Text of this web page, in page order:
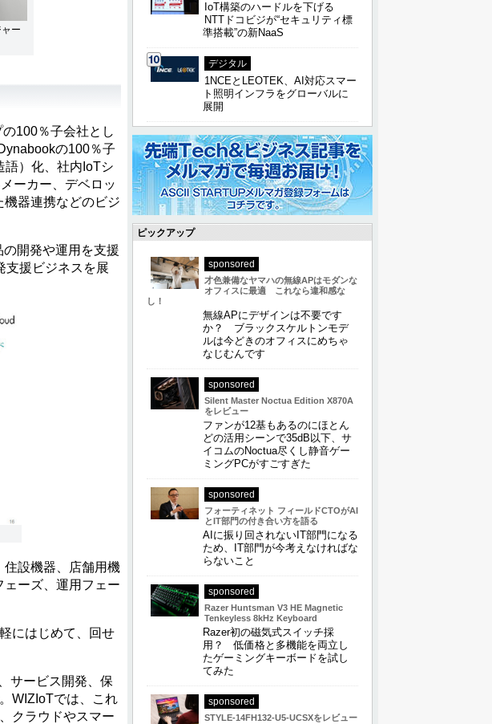
ー
100％子会社とし
の100％子
語）化、社内IoTシ
ーカー、デベロッ
器連携などのビジ
開発や運用を支援
支援ビジネスを展
設機器、店舗用機
ーズ、運用フェー
にはじめて、回せ
サービス開発、保
WIZIoTでは、これ
クラウドやスマー
IoT構築のハードルを下げる
NTTドコビジが“セキュリティ標
準搭載”の新NaaS
デジタル
1NCEとLEOTEK、AI対応スマー
ト照明インフラをグローバルに
展開
ピックアップ
sponsored
才色兼備なヤマハの無線APはモダンな
オフィスに最適 これなら違和感な
し！
無線APにデザインは不要です
か？ ブラックスケルトンモデ
ルは今どきのオフィスにめちゃ
なじむんです
sponsored
Silent Master Noctua Edition X870A
をレビュー
ファンが12基もあるのにほとん
どの活用シーンで35dB以下、サ
イコムのNoctua尽くし静音ゲー
ミングPCがすごすぎた
sponsored
フォーティネット フィールドCTOがAI
とIT部門の付き合い方を語る
AIに振り回されないIT部門になる
ため、IT部門が今考えなければな
らないこと
sponsored
Razer Huntsman V3 HE Magnetic
Tenkeyless 8kHz Keyboard
Razer初の磁気式スイッチ採
用？ 低価格と多機能を両立し
たゲーミングキーボードを試し
てみた
sponsored
STYLE-14FH132-U5-UCSXをレビュー